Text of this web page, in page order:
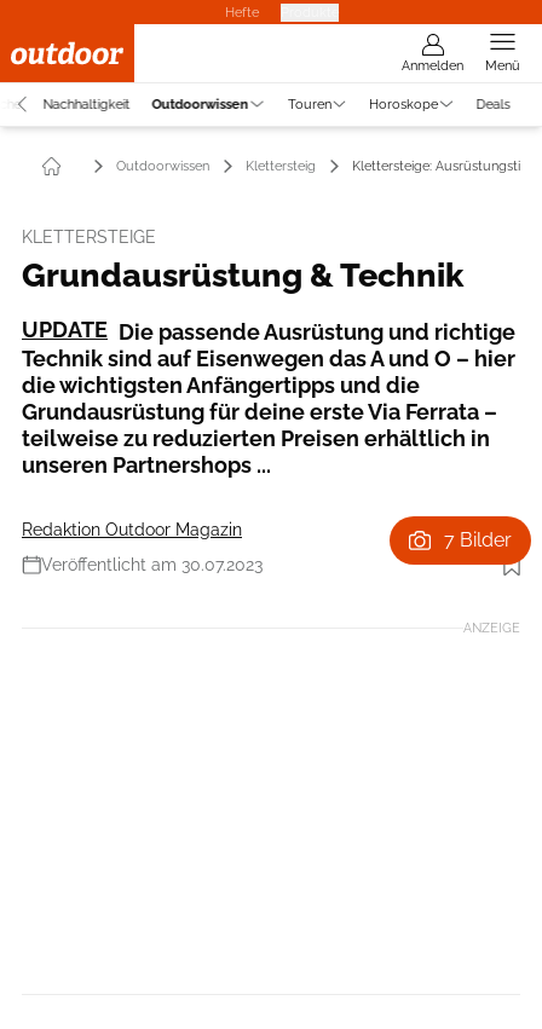
Hefte
Anmelden Menü
Nachhaltigkeit Outdoorwissen Touren Horoskope Deals
Outdoorwissen Klettersteig Klettersteige: Ausrüstungstipps
KLETTERSTEIGE
Grundausrüstung & Technik
UPDATE Die passende Ausrüstung und richtige
Technik sind auf Eisenwegen das A und O – hier
die wichtigsten Anfängertipps und die
Grundausrüstung für deine erste Via Ferrata –
teilweise zu reduzierten Preisen erhältlich in
unseren Partnershops ...
Redaktion Outdoor Magazin
Veröffentlicht am 30.07.2023
Foto: Klaus Fengler
7 Bilder
ANZEIGE